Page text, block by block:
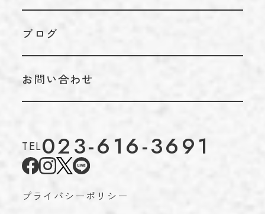
ブログ
お問い合わせ
TEL023-616-3691
プライバシーポリシー